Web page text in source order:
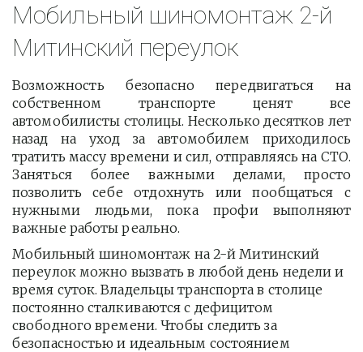
Мобильный шиномонтаж 2-й
Митинский переулок
Возможность безопасно передвигаться на
собственном транспорте ценят все
автомобилисты столицы. Несколько десятков лет
назад на уход за автомобилем приходилось
тратить массу времени и сил, отправляясь на СТО.
Заняться более важными делами, просто
позволить себе отдохнуть или пообщаться с
нужными людьми, пока профи выполняют
важные работы реально.
Мобильный шиномонтаж на 2-й Митинский
переулок можно вызвать в любой день недели и
время суток. Владельцы транспорта в столице
постоянно сталкиваются с дефицитом
свободного времени. Чтобы следить за
безопасностью и идеальным состоянием